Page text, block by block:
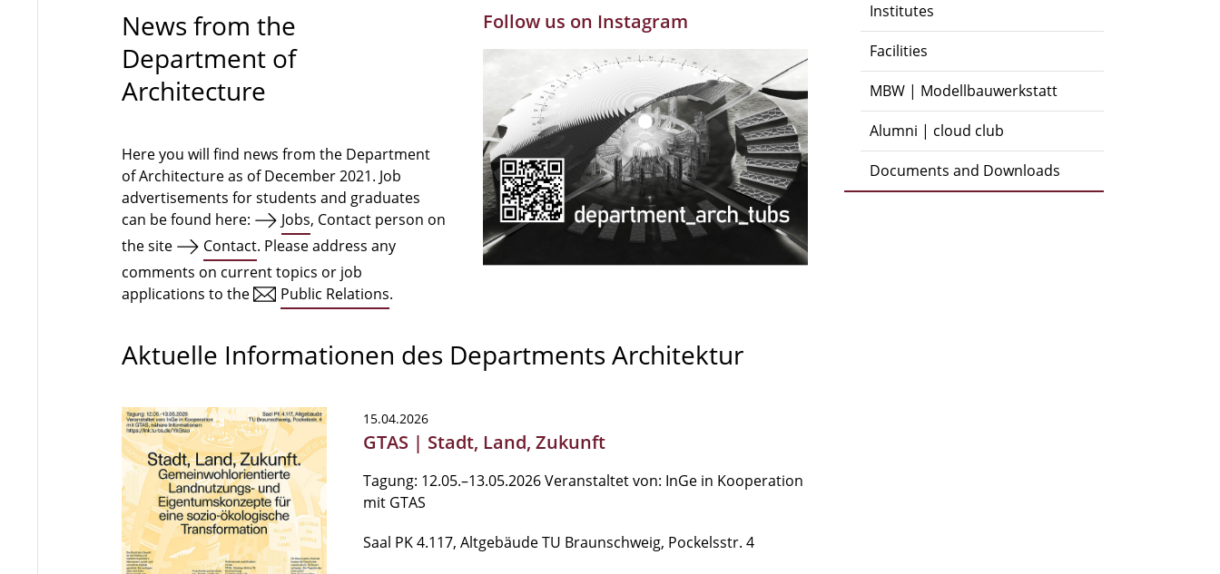
Institutes
Facilities
MBW | Modellbauwerkstatt
Alumni | cloud club
Documents and Downloads
News from the
Department of
Architecture
Here you will find news from the Department
of Architecture as of December 2021. Job
advertisements for students and graduates
can be found here:
Jobs, Contact person on
the site
Contact. Please address any
comments on current topics or job
applications to the
Public Relations.
Follow us on Instagram
Aktuelle Informationen des Departments Architektur
15.04.2026
GTAS | Stadt, Land, Zukunft
Tagung: 12.05.–13.05.2026 Veranstaltet von: InGe in Kooperation
mit GTAS
Saal PK 4.117, Altgebäude TU Braunschweig, Pockelsstr. 4